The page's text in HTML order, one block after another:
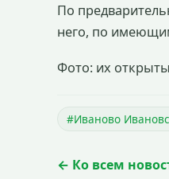
По
него, по
Фото: их
#Иваново
← Ко всем